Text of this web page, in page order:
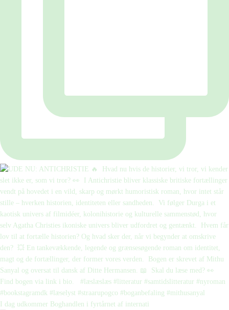
I dag udkommer Boghandlen i fyrtårnet af internati